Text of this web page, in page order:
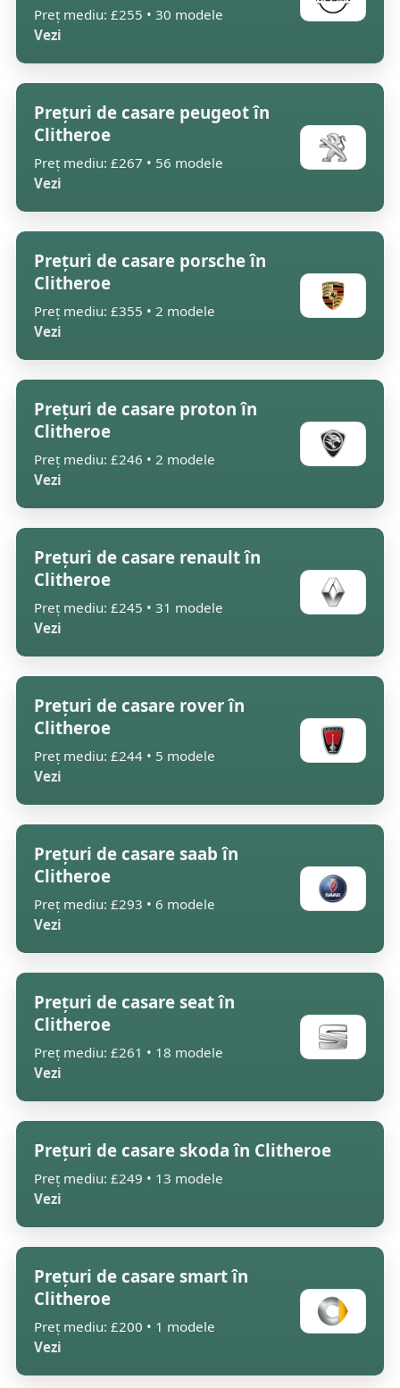
Preț mediu: £255 • 30 modele
Vezi
Prețuri de casare peugeot în
Clitheroe
Preț mediu: £267 • 56 modele
Vezi
Prețuri de casare porsche în
Clitheroe
Preț mediu: £355 • 2 modele
Vezi
Prețuri de casare proton în
Clitheroe
Preț mediu: £246 • 2 modele
Vezi
Prețuri de casare renault în
Clitheroe
Preț mediu: £245 • 31 modele
Vezi
Prețuri de casare rover în
Clitheroe
Preț mediu: £244 • 5 modele
Vezi
Prețuri de casare saab în
Clitheroe
Preț mediu: £293 • 6 modele
Vezi
Prețuri de casare seat în
Clitheroe
Preț mediu: £261 • 18 modele
Vezi
Prețuri de casare skoda în Clitheroe
Preț mediu: £249 • 13 modele
Vezi
Prețuri de casare smart în
Clitheroe
Preț mediu: £200 • 1 modele
Vezi